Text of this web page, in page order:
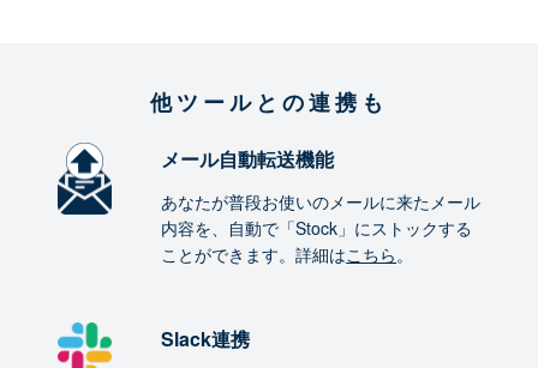
他ツールとの連携も
メール自動転送機能
あなたが普段お使いのメールに来たメール
内容を、自動で「Stock」にストックする
ことができます。詳細はこちら。
Slack連携